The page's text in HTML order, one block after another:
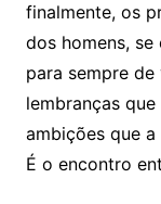
finalmente, os
dos homens, se
para sempre
lembranças
ambições que
É o encontro